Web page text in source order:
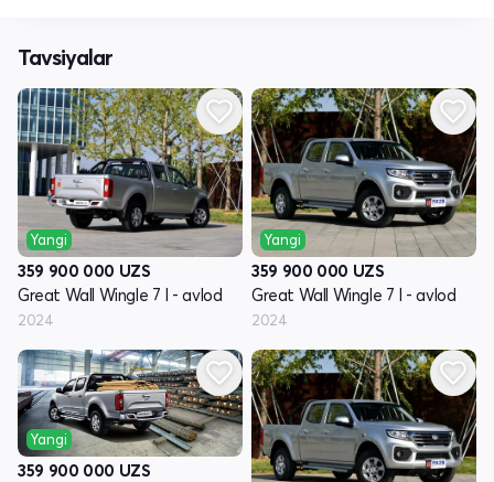
Tavsiyalar
Yangi
359 900 000 UZS
Great Wall Wingle 7 I - avlod
2024
Yangi
359 900 000 UZS
Great Wall Wingle 7 I - avlod
2024
Yangi
359 900 000 UZS